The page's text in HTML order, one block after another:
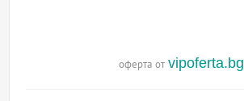
оферта от vipoferta.bg